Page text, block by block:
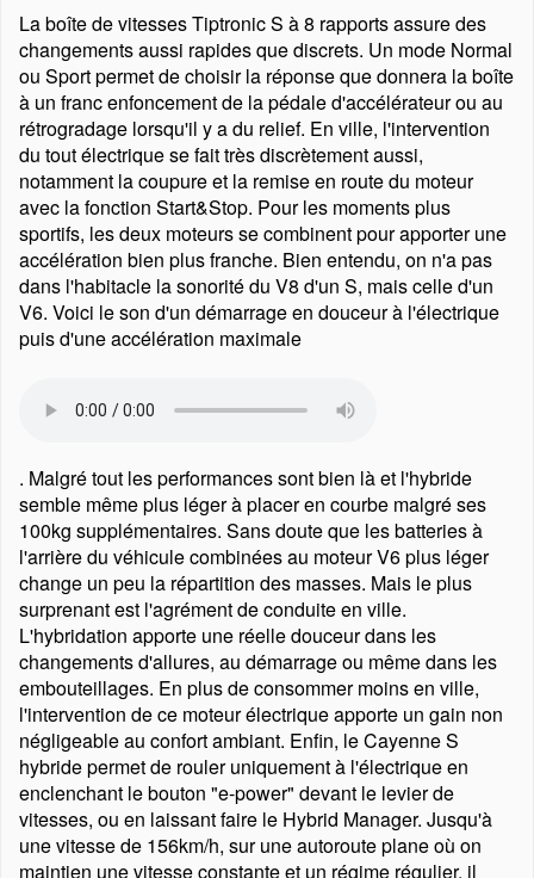
La boîte de vitesses Tiptronic S à 8 rapports assure des
changements aussi rapides que discrets. Un mode Normal
ou Sport permet de choisir la réponse que donnera la boîte
à un franc enfoncement de la pédale d'accélérateur ou au
rétrogradage lorsqu'il y a du relief. En ville, l'intervention
du tout électrique se fait très discrètement aussi,
notamment la coupure et la remise en route du moteur
avec la fonction Start&Stop. Pour les moments plus
sportifs, les deux moteurs se combinent pour apporter une
accélération bien plus franche. Bien entendu, on n'a pas
dans l'habitacle la sonorité du V8 d'un S, mais celle d'un
V6. Voici le son d'un démarrage en douceur à l'électrique
puis d'une accélération maximale
. Malgré tout les performances sont bien là et l'hybride
semble même plus léger à placer en courbe malgré ses
100kg supplémentaires. Sans doute que les batteries à
l'arrière du véhicule combinées au moteur V6 plus léger
change un peu la répartition des masses. Mais le plus
surprenant est l'agrément de conduite en ville.
L'hybridation apporte une réelle douceur dans les
changements d'allures, au démarrage ou même dans les
embouteillages. En plus de consommer moins en ville,
l'intervention de ce moteur électrique apporte un gain non
négligeable au confort ambiant. Enfin, le Cayenne S
hybride permet de rouler uniquement à l'électrique en
enclenchant le bouton e-power devant le levier de
vitesses, ou en laissant faire le Hybrid Manager. Jusqu'à
une vitesse de 156km/h, sur une autoroute plane où on
maintien une vitesse constante et un régime régulier, il